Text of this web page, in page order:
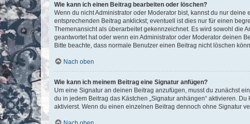
Wie kann ich einen Beitrag bearbeiten oder löschen?
Wenn du nicht Administrator oder Moderator bist, kannst du nur
entsprechenden Beitrag anklickst; eventuell ist dies nur für einen
Themenansicht als überarbeitet gekennzeichnet. Es wird sowohl die
geantwortet hat oder wenn ein Administrator oder Moderator deinen
Bitte beachte, dass normale Benutzer einen Beitrag nicht löschen
Nach oben
Wie kann ich meinem Beitrag eine Signatur anfügen?
Um eine Signatur an deinen Beitrag anzufügen, musst du zunächst
du in jedem Beitrag das Kästchen „Signatur anhängen“ aktivieren.
aktivierst. Wenn du einen einzelnen Beitrag dennoch ohne Signatur